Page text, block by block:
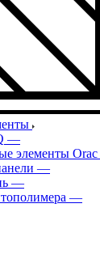
—
элементы Orac
—
—
—